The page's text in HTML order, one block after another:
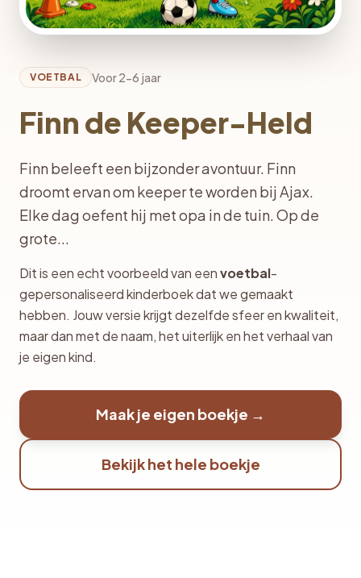
VOETBAL Voor 2-6 jaar
Finn de Keeper-Held
Finn beleeft een bijzonder avontuur. Finn
droomt ervan om keeper te worden bij Ajax.
Elke dag oefent hij met opa in de tuin. Op de
grote...
Dit is een echt voorbeeld van eenvoetbal-
gepersonaliseerd kinderboek dat we gemaakt
hebben. Jouw versie krijgt dezelfde sfeer en kwaliteit,
maar dan met de naam, het uiterlijk en het verhaal van
je eigen kind.
Maak je eigen boekje →
Bekijk het hele boekje